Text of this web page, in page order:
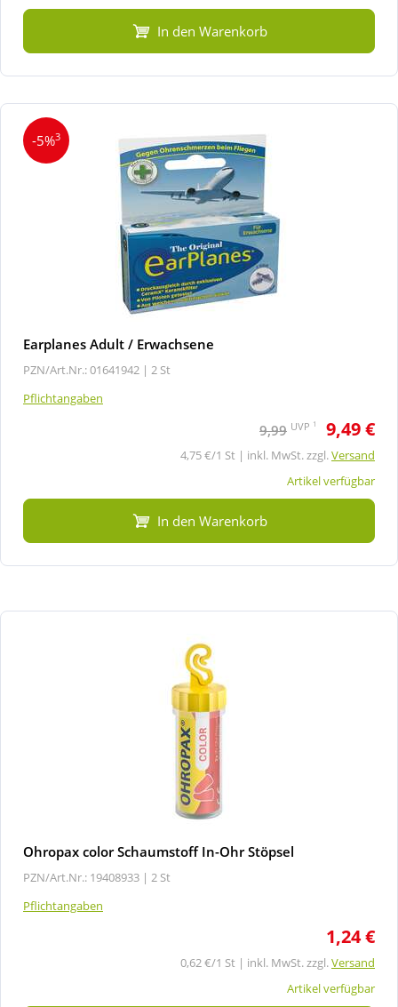
In den Warenkorb
-5%3
Earplanes Adult / Erwachsene
PZN/Art.Nr.: 01641942 | 2 St
Pflichtangaben
9,99 UVP 1 9,49 €
4,75 €/1 St | inkl. MwSt. zzgl.Versand
Artikel verfügbar
In den Warenkorb
Ohropax color Schaumstoff In-Ohr Stöpsel
PZN/Art.Nr.: 19408933 | 2 St
Pflichtangaben
1,24 €
0,62 €/1 St | inkl. MwSt. zzgl.Versand
Artikel verfügbar